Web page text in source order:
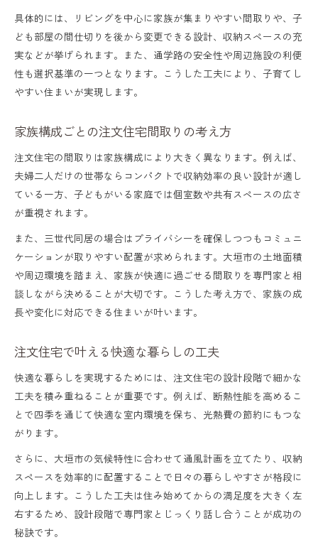
具体的には、リビングを中心に家族が集まりやすい間取りや、子
ども部屋の間仕切りを後から変更できる設計、収納スペースの充
実などが挙げられます。また、通学路の安全性や周辺施設の利便
性も選択基準の一つとなります。こうした工夫により、子育てし
やすい住まいが実現します。
家族構成ごとの注文住宅間取りの考え方
注文住宅の間取りは家族構成により大きく異なります。例えば、
夫婦二人だけの世帯ならコンパクトで収納効率の良い設計が適し
ている一方、子どもがいる家庭では個室数や共有スペースの広さ
が重視されます。
また、三世代同居の場合はプライバシーを確保しつつもコミュニ
ケーションが取りやすい配置が求められます。大垣市の土地面積
や周辺環境を踏まえ、家族が快適に過ごせる間取りを専門家と相
談しながら決めることが大切です。こうした考え方で、家族の成
長や変化に対応できる住まいが叶います。
注文住宅で叶える快適な暮らしの工夫
快適な暮らしを実現するためには、注文住宅の設計段階で細かな
工夫を積み重ねることが重要です。例えば、断熱性能を高めるこ
とで四季を通じて快適な室内環境を保ち、光熱費の節約にもつな
がります。
さらに、大垣市の気候特性に合わせて通風計画を立てたり、収納
スペースを効率的に配置することで日々の暮らしやすさが格段に
向上します。こうした工夫は住み始めてからの満足度を大きく左
右するため、設計段階で専門家とじっくり話し合うことが成功の
秘訣です。